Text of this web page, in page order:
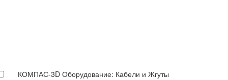
КОМПАС-3D Оборудование: Кабели и Жгуты